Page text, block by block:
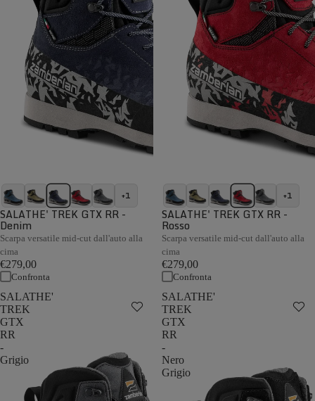
+1
SALATHE' TREK GTX RR -
Denim
Scarpa versatile mid-cut dall'auto alla
cima
€279,00
Confronta
+1
SALATHE' TREK GTX RR -
Rosso
Scarpa versatile mid-cut dall'auto alla
cima
€279,00
Confronta
SALATHE'
TREK
GTX
RR
-
Grigio
SALATHE'
TREK
GTX
RR
-
Nero
Grigio